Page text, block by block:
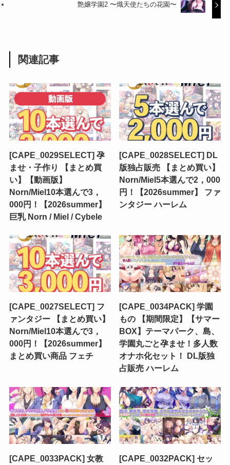
艶嬢学園2 〜熾天使たちの花園〜
関連記事
[CAPE_0029SELECT] 孕
ませ・子作り 【まとめ買
い】【動画版】
Norn/Miel10本選んで3，
000円！【2026summer】
巨乳 Norn / Miel / Cybele
[CAPE_0028SELECT] DL
版独占販売 【まとめ買い】
Norn/Miel5本選んで2，000
円！【2026summer】 ファ
ンタジー ハーレム
[CAPE_0027SELECT] フ
ァンタジー 【まとめ買い】
Norn/Miel10本選んで3，
000円！【2026summer】
まとめ買い商品 フェチ
[CAPE_0034PACK] 学園
もの 【期間限定】【サマー
BOX】テーマパーク、島、
学園丸ごと孕ませ！多人数
オナホ化セット！ DL版独
占販売 ハーレム
[CAPE_0033PACK] 女教
[CAPE_0032PACK] セッ